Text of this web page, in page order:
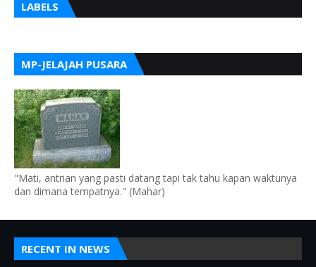
LABELS
MP-JELAJAH PUSARA
"Mati, antrian yang pasti datang tapi tak tahu kapan waktunya
dan dimana tempatnya." (Mahar)
RECENT IN NEWS